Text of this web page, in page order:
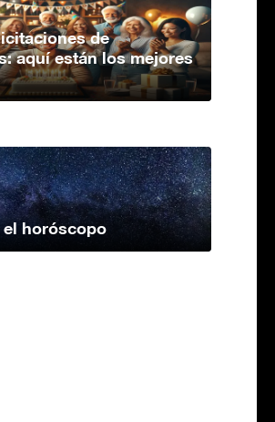
de
aquí están los mejores
el horóscopo